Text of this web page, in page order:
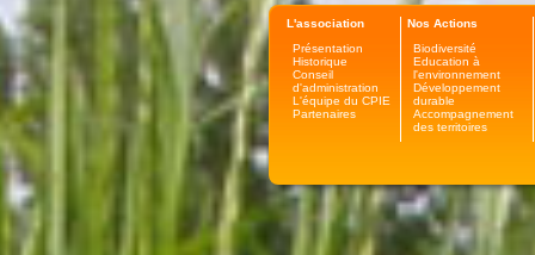
L'association
Présentation
Historique
Conseil
d'administration
L'équipe du CPIE
Partenaires
Nos Actions
Biodiversité
Education à
l'environnement
Développement
durable
Accompagnement
des territoires